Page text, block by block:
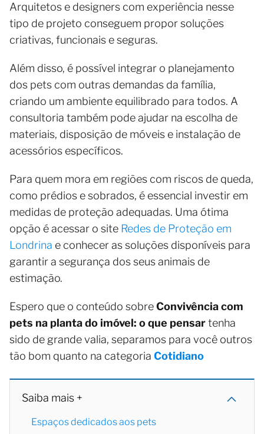
Arquitetos e designers com experiência nesse
tipo de projeto conseguem propor soluções
criativas, funcionais e seguras.
Além disso, é possível integrar o planejamento
dos pets com outras demandas da família,
criando um ambiente equilibrado para todos. A
consultoria também pode ajudar na escolha de
materiais, disposição de móveis e instalação de
acessórios específicos.
Para quem mora em regiões com riscos de queda,
como prédios e sobrados, é essencial investir em
medidas de proteção adequadas. Uma ótima
opção é acessar o site Redes de Proteção em
Londrina e conhecer as soluções disponíveis para
garantir a segurança dos seus animais de
estimação.
Espero que o conteúdo sobreConvivência com
pets na planta do imóvel: o que pensartenha
sido de grande valia, separamos para você outros
tão bom quanto na categoria Cotidiano
Saiba mais +
Espaços dedicados aos pets